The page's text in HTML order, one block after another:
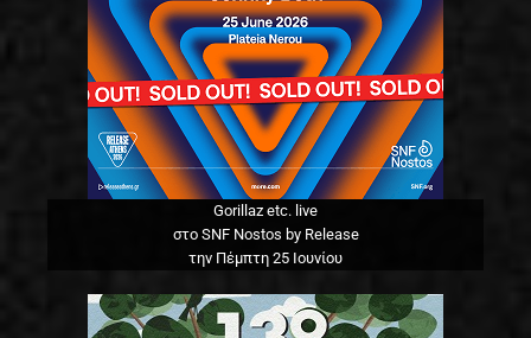
Gorillaz etc. live
στο SNF Nostos by Release
την Πέμπτη 25 Ιουνίου